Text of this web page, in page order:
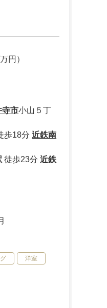
円）
寺市小山５丁
歩18分近鉄南
徒歩23分近鉄
洋室